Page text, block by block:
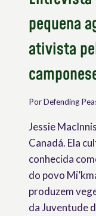
pequena
ativista
PorDefending
Jessie
Canadá. Ela
conhecida
do povo
produzem
da Juventude